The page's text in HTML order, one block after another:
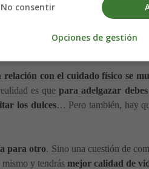
porque la persona
con sus ilusiones. Pero hoy día
relación con el cuidado físico se
es quepara adelgazar
los dulces… Pero también, hay
para otro. Sino una cuestión de
y tendrás mejor calidad de
No consentir
Opciones de gestión